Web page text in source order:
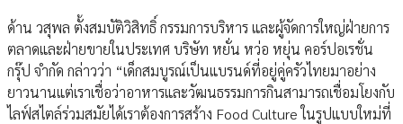
ด้าน วสุพล ตั้งสมบัติวิสิทธิ์ กรรมการบริหาร และผู้จัดการใหญ่ฝ่ายการ
ตลาดและฝ่ายขายในประเทศ บริษัท หยั่น หว่อ หยุ่น คอร์ปอเรชั่น
กรุ๊ป จำกัด กล่าวว่า “เด็กสมบูรณ์เป็นแบรนด์ที่อยู่คู่ครัวไทยมาอย่าง
ยาวนานแต่เราเชื่อว่าอาหารและวัฒนธรรมการกินสามารถเชื่อมโยงกับ
ไลฟ์สไตล์ร่วมสมัยได้เราต้องการสร้าง Food Culture ในรูปแบบใหม่ที่